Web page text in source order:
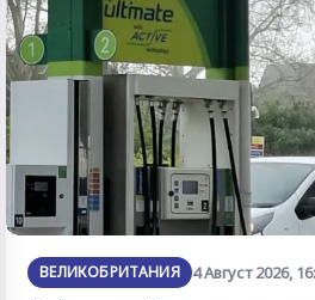
ВЕЛИКОБРИТАНИЯ 4 Август 2026,